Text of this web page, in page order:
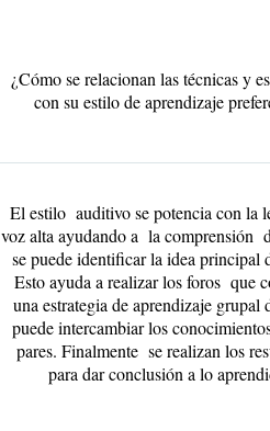
¿Cómo se relacionan las técnicas y
con su estilo de aprendizaje
El estilo auditivo se potencia con la
voz alta ayudando a la comprensión
se puede identificar la idea principal
Esto ayuda a realizar los foros que
una estrategia de aprendizaje grupal
puede intercambiar los
pares. Finalmente se realizan los
para dar conclusión a lo